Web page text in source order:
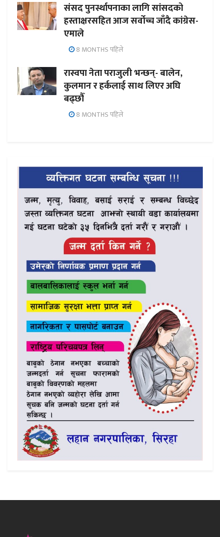
संसद पुनर्स्थापनाका लागि सांसदको
हस्ताक्षरसहित आज सर्वोच्च जाँदै कांग्रेस-
एमाले
8 MONTHS पहिले
रास्वपा नेता पराजुली भन्छन्- बालेन,
कुलमान र हर्कलाई साथ लिएर अघि
बढ्छौँ
8 MONTHS पहिले